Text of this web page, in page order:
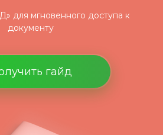
для мгновенного доступа к
документу
гайд